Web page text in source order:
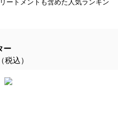
ートメントも含めた人気ランキン
ー
税込）